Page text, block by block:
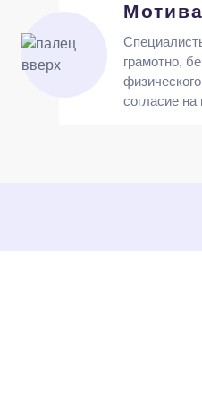
грамотно,
согласие